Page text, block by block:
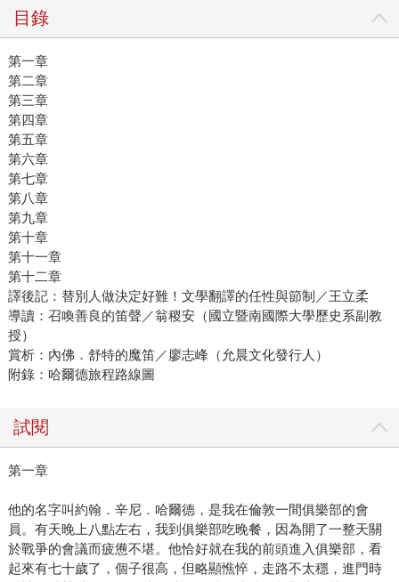
目錄
第一章
第二章
第三章
第四章
第五章
第六章
第七章
第八章
第九章
第十章
第十一章
第十二章
譯後記：替別人做決定好難！文學翻譯的任性與節制／王立柔
導讀：召喚善良的笛聲／翁稷安（國立暨南國際大學歷史系副教
授）
賞析：內佛．舒特的魔笛／廖志峰（允晨文化發行人）
附錄：哈爾德旅程路線圖
試閱
第一章
他的名字叫約翰．辛尼．哈爾德，是我在倫敦一間俱樂部的會
員。有天晚上八點左右，我到俱樂部吃晚餐，因為開了一整天關
於戰爭的會議而疲憊不堪。他恰好就在我的前頭進入俱樂部，看
起來有七十歲了，個子很高，但略顯憔悴，走路不太穩，進門時